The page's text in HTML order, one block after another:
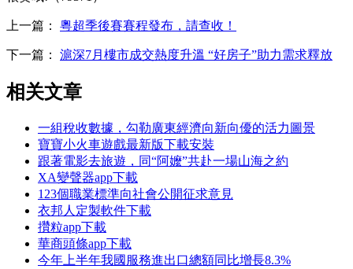
上一篇： 粵超季後賽賽程發布，請查收！
下一篇： 滬深7月樓市成交熱度升溫 “好房子”助力需求釋放
相关文章
一組稅收數據，勾勒廣東經濟向新向優的活力圖景
寶寶小火車遊戲最新版下載安裝
跟著電影去旅遊，同“阿嬤”共赴一場山海之約
XA變聲器app下載
123個職業標準向社會公開征求意見
衣邦人定製軟件下載
攢粒app下載
華商頭條app下載
今年上半年我國服務進出口總額同比增長8.3%